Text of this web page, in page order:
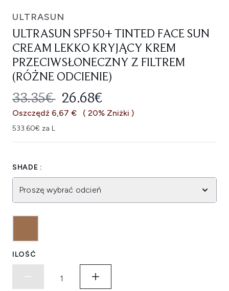
ULTRASUN
ULTRASUN SPF50+ TINTED FACE SUN
CREAM LEKKO KRYJĄCY KREM
PRZECIWSŁONECZNY Z FILTREM
(RÓŻNE ODCIENIE)
SUGEROWANA CENA
33.35€ AKTUALNA CENA:
26.68€
Oszczędź 6,67 € ( 20% Zniżki )
533.60€ za L
SHADE :
Proszę wybrać odcień
ILOŚĆ